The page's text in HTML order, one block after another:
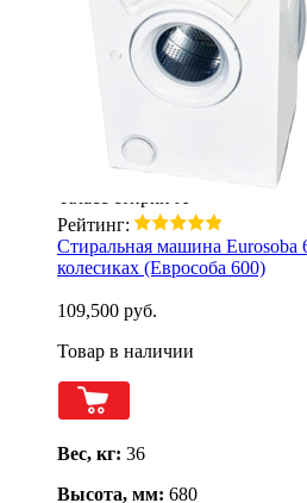
Загрузка
Рейтинг:
Стиральная машина Eurosoba
колесиках (Еврособа 600)
109,500 руб.
Товар в наличии
Вес, кг: 36
Высота, мм: 680